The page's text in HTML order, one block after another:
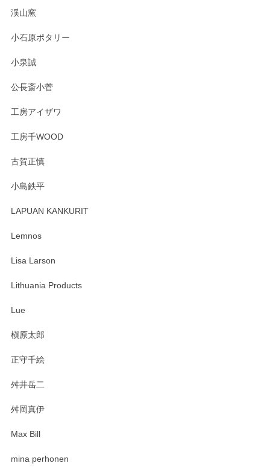
渓山窯
小石原ポタリー
小泉誠
公長斎小菅
工房アイザワ
工房千WOOD
古賀正慎
小島鉄平
LAPUAN KANKURIT
Lemnos
Lisa Larson
Lithuania Products
Lue
槇原太郎
正守千絵
舛井岳二
舛岡真伊
Max Bill
mina perhonen